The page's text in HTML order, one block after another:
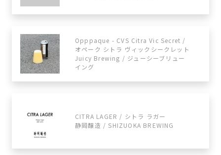
Opppaque - CVS Citra Vic Secret /
オペーク シトラ ヴィックシークレット
Juicy Brewing / ジューシーブリュー
イング
CITRA LAGER / シトラ ラガー
静岡醸造 / SHIZUOKA BREWING